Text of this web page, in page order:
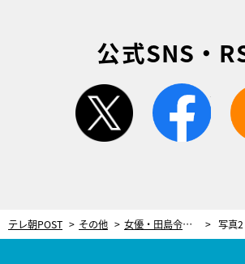
公式SNS・
twitter
テレ朝POST その他 女優・田島令子、70年代に話題になった“地上最強の美女“の声。慣れない吹き替え…最初は「令子ちゃん、マイクの前でしゃべるんですよ」 写真2